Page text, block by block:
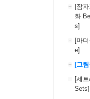
[잠
화
s]
[마
e]
[그
[세
Sets]